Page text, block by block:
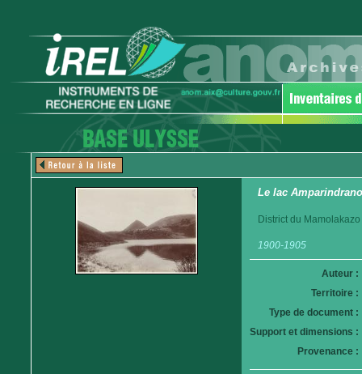
Le lac
District du Mamolakazo
1900-1905
Auteur :
Territoire :
Type de document :
Support et dimensions :
Provenance :